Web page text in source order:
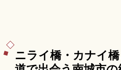
ニライ橋・カナイ